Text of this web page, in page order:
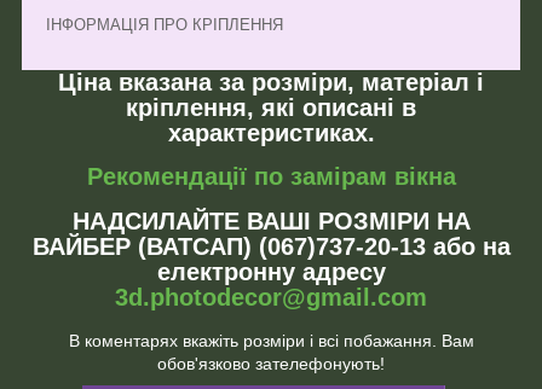
ІНФОРМАЦІЯ ПРО КРІПЛЕННЯ
Ціна вказана за розміри, матеріал і
кріплення, які описані в
характеристиках.
Рекомендації по замірам вікна
НАДСИЛАЙТЕ ВАШІ РОЗМІРИ НА
ВАЙБЕР (ВАТСАП) (067)737-20-13 або на
електронну адресу
3d.photodecor@gmail.com
В коментарях вкажіть розміри і всі побажання. Вам
обов'язково зателефонують!